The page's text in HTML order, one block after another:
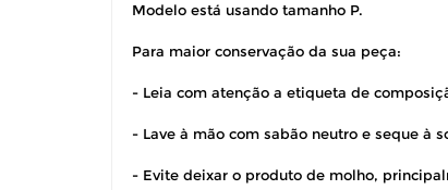
Você
Modelo está usando tamanho P.
Para maior conservação da sua peça:
- Leia com atenção a etiqueta de
- Lave à mão com sabão neutro e seque à
- Evite deixar o produto de molho,